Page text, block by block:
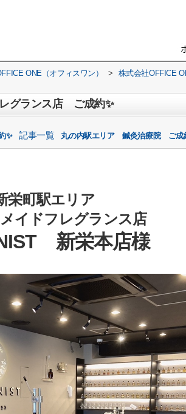
ONE（オフィスワン） > 株式会社OFFICE
グランス店 ご成約✨
✨ 記事一覧 丸の内駅エリア 鍼灸治療院 ご成
栄町駅エリア
イドフレグランス店
新栄本店様